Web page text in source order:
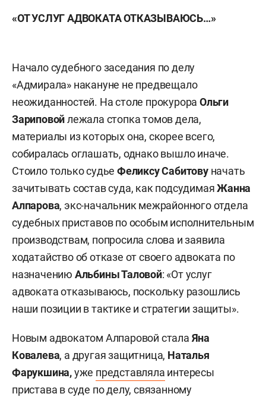
«ОТ УСЛУГ АДВОКАТА ОТКАЗЫВАЮСЬ…»
Начало судебного заседания по делу
«Адмирала» накануне не предвещало
неожиданностей. На столе прокурора Ольги
Зариповойлежала стопка томов дела,
материалы из которых она, скорее всего,
собиралась оглашать, однако вышло иначе.
Стоило только судьеФеликсу Сабитовуначать
зачитывать состав суда, как подсудимаяЖанна
Алпарова, экс-начальник межрайонного отдела
судебных приставов по особым исполнительным
производствам, попросила слова и заявила
ходатайство об отказе от своего адвоката по
назначению Альбины Таловой: «От услуг
адвоката отказываюсь, поскольку разошлись
наши позиции в тактике и стратегии защиты».
Новым адвокатом Алпаровой стала Яна
Ковалева, а другая защитница, Наталья
Фарукшина,уже представляла интересы
пристава в суде по делу, связанному